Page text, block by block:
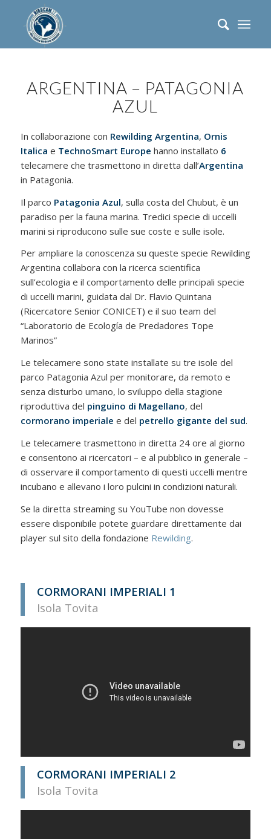
ARGENTINA – PATAGONIA
AZUL
In collaborazione con Rewilding Argentina, Ornis
Italica e TechnoSmart Europe hanno installato 6
telecamere che trasmettono in diretta dall’Argentina
in Patagonia.
Il parco Patagonia Azul, sulla costa del Chubut, è un
paradiso per la fauna marina. Tredici specie di uccelli
marini si riproducono sulle sue coste e sulle isole.
Per ampliare la conoscenza su queste specie Rewilding
Argentina collabora con la ricerca scientifica
sull’ecologia e il comportamento delle principali specie
di uccelli marini, guidata dal Dr. Flavio Quintana
(Ricercatore Senior CONICET) e il suo team del
“Laboratorio de Ecología de Predadores Tope
Marinos”
Le telecamere sono state installate su tre isole del
parco Patagonia Azul per monitorare, da remoto e
senza disturbo umano, lo sviluppo della stagione
riproduttiva del pinguino di Magellano, del
cormorano imperiale e del petrello gigante del sud.
Le telecamere trasmettono in diretta 24 ore al giorno
e consentono ai ricercatori – e al pubblico in generale –
di osservare il comportamento di questi uccelli mentre
incubano e allevano i loro pulcini in condizioni naturali.
Se la diretta streaming su YouTube non dovesse
essere disponibile potete guardare direttamente dai
player sul sito della fondazione Rewilding.
CORMORANI IMPERIALI 1
Isola Tovita
CORMORANI IMPERIALI 2
Isola Tovita